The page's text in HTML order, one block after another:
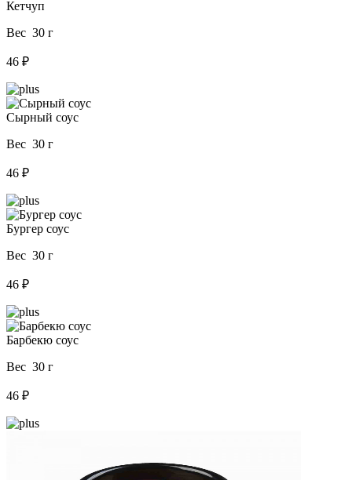
Кетчуп
Вес 30 г
46 ₽
Сырный соус
Вес 30 г
46 ₽
Бургер соус
Вес 30 г
46 ₽
Барбекю соус
Вес 30 г
46 ₽